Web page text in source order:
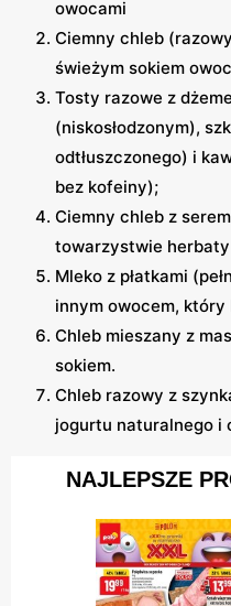
owocami
Ciemny chleb
świeżym sokiem
Tosty razowe z
(niskosłodzonym),
odtłuszczonego) i
bez kofeiny);
Ciemny chleb z
towarzystwie
Mleko z płatkami
innym owocem, który
Chleb mieszany z
sokiem.
Chleb razowy z
jogurtu naturalnego i